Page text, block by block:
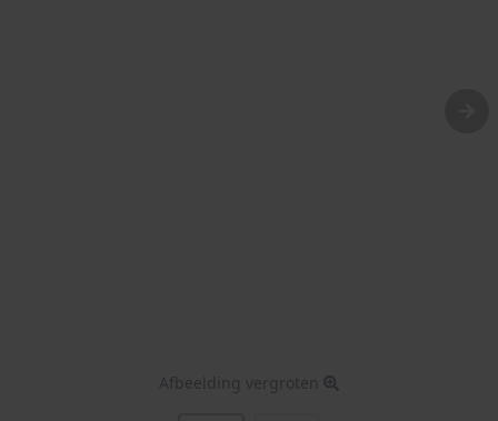
Afbeelding vergroten